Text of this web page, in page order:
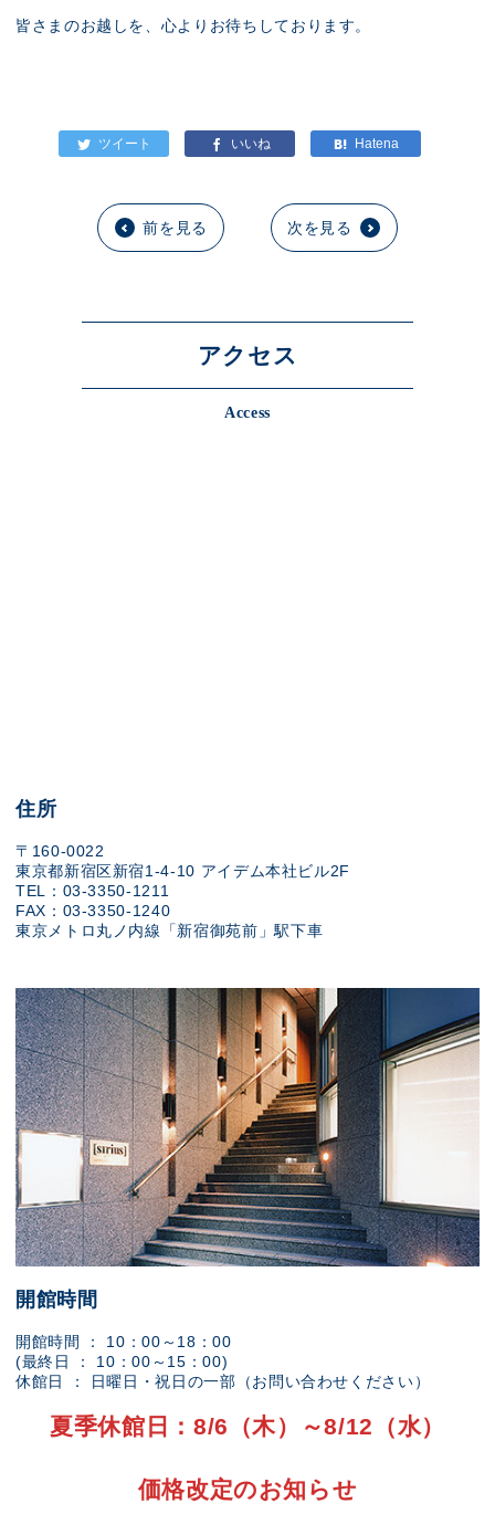
皆さまのお越しを、心よりお待ちしております。
前を見る 次を見る
アクセス
Access
住所
〒160-0022
東京都新宿区新宿1-4-10 アイデム本社ビル2F
TEL：03-3350-1211
FAX：03-3350-1240
東京メトロ丸ノ内線「新宿御苑前」駅下車
開館時間
開館時間 ： 10：00～18：00
(最終日 ： 10：00～15：00)
休館日 ： 日曜日・祝日の一部（お問い合わせください）
夏季休館日：8/6（木）～8/12（水）
価格改定のお知らせ